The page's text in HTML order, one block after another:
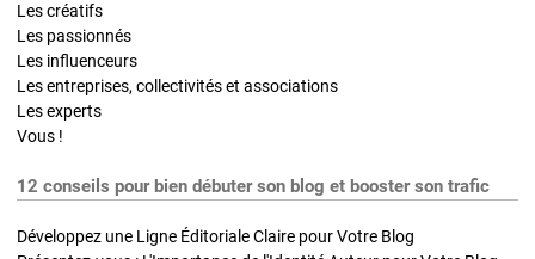
Les créatifs
Les passionnés
Les influenceurs
Les entreprises, collectivités et associations
Les experts
Vous !
12 conseils pour bien débuter son blog et booster son trafic
Développez une Ligne Éditoriale Claire pour Votre Blog